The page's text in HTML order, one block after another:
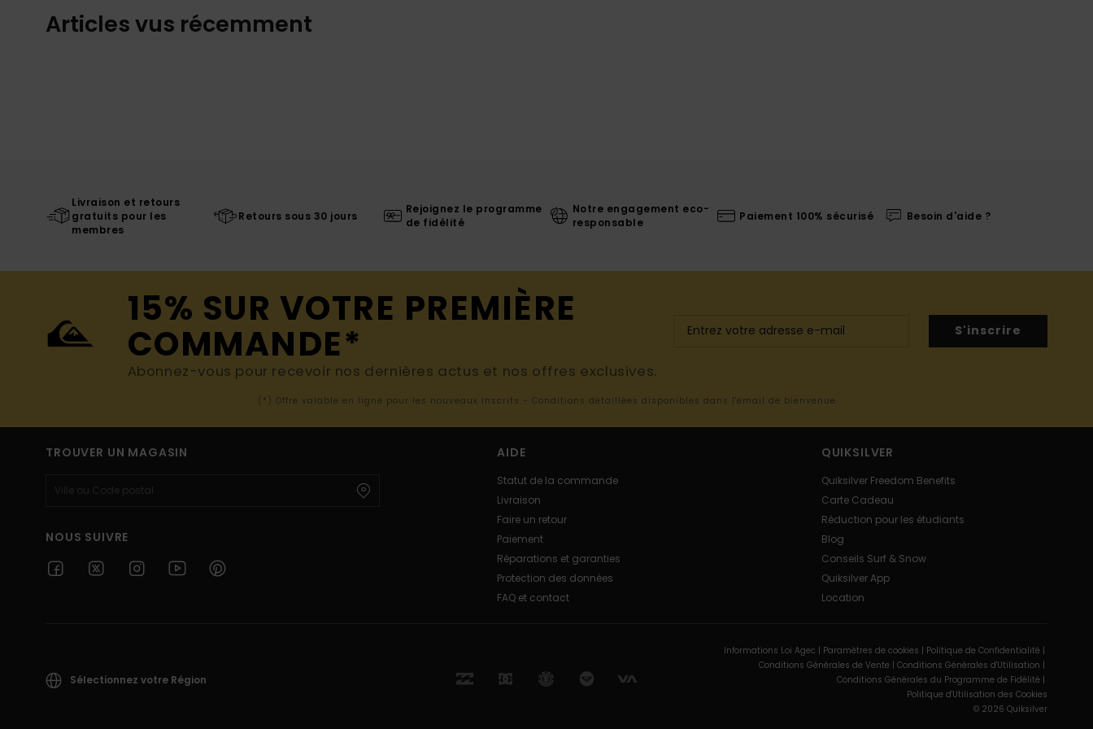
Articles vus récemment
Livraison et retours
gratuits pour les
membres
Retours sous 30 jours
Rejoignez le programme
de fidélité
Notre engagement eco-
responsable
Paiement 100% sécurisé Besoin d'aide ?
15% SUR VOTRE PREMIÈRE
COMMANDE*
Abonnez-vous pour recevoir nos dernières actus et nos offres exclusives.
S'inscrire
(*) Offre valable en ligne pour les nouveaux inscrits - Conditions détaillées disponibles dans l'email de bienvenue
TROUVER UN MAGASIN
NOUS SUIVRE
AIDE
Statut de la commande
Livraison
Faire un retour
Paiement
Réparations et garanties
Protection des données
FAQ et contact
QUIKSILVER
Quiksilver Freedom Benefits
Carte Cadeau
Réduction pour les étudiants
Blog
Conseils Surf & Snow
Quiksilver App
Location
Sélectionnez votre Région
Informations Loi Agec | Paramètres de cookies | Politique de Confidentialité |
Conditions Générales de Vente | Conditions Générales d'Utilisation |
Conditions Générales du Programme de Fidélité |
Politique d'Utilisation des Cookies
© 2026 Quiksilver